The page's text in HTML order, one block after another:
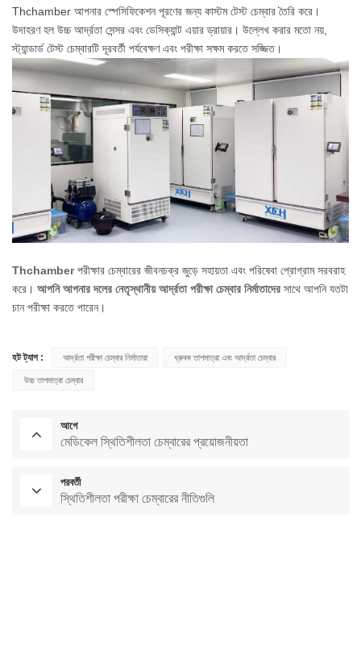
Thchamber আপনার স্পেসিফিকেশন পূরণের জন্য কাস্টম টেস্ট চেম্বার তৈরি করে।
উদাহরণ হল উচ্চ আর্দ্রতা সেন্সর এবং ডেসিক্যান্ট এয়ার ড্রায়ার। উল্লেখ করার মতো নয়,
স্ট্যান্ডার্ড টেস্ট চেম্বারটি দূরবর্তী পর্যবেক্ষণ এবং পরীক্ষা সক্ষম করতে সজ্জিত।
Thchamberপরীক্ষার চেম্বারের জীবনচক্র জুড়ে সহায়তা এবং পরিষেবা প্রোগ্রাম সরবরাহ
করে। আপনি আপনার দলের নেতৃস্থানীয় আর্দ্রতা পরীক্ষা চেম্বার নির্মাতাদের সাথে আপনি যতটা
চান পরীক্ষা করতে পারেন।
হট ট্যাগ : আর্দ্রতা পরীক্ষা চেম্বার নির্মাতারা ধ্রুবক তাপমাত্রা এবং আর্দ্রতা চেম্বার
উচ্চ তাপমাত্রা চেম্বার
আগে
মেডিকেল স্থিতিশীলতা চেম্বারের প্রয়োজনীয়তা
পরবর্তী
স্থিতিশীলতা পরীক্ষা চেম্বারের নীতিগুলি